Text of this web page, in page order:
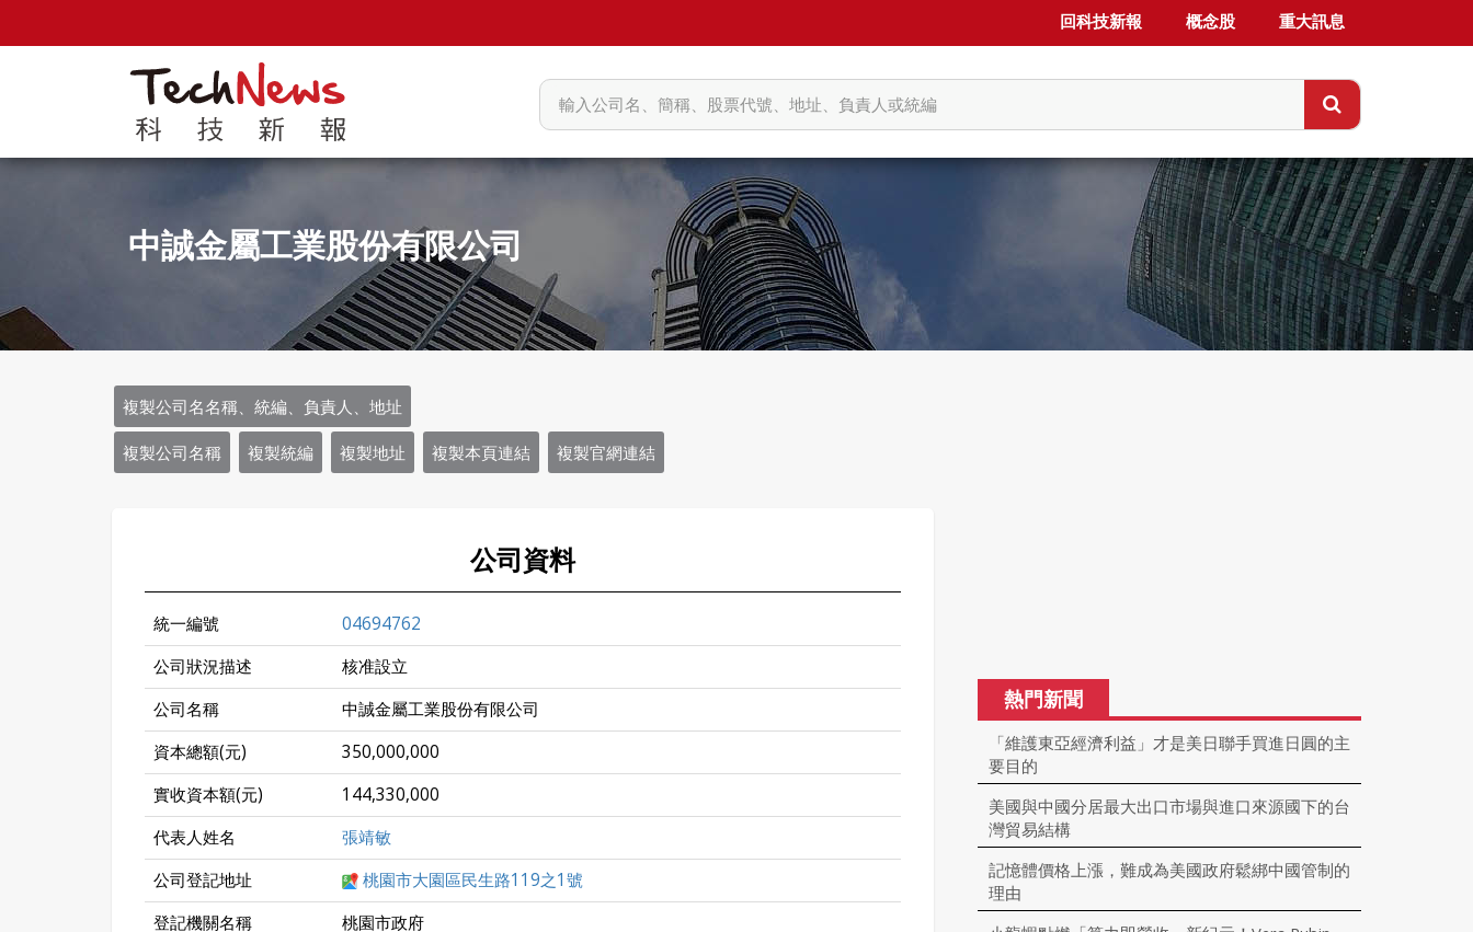
回科技新報 概念股 重大訊息
中誠金屬工業股份有限公司
複製公司名名稱、統編、負責人、地址
複製公司名稱 複製統編 複製地址 複製本頁連結 複製官網連結
公司資料
統一編號
04694762
公司狀況描述
核准設立
公司名稱
中誠金屬工業股份有限公司
資本總額(元)
350,000,000
實收資本額(元)
144,330,000
代表人姓名
張靖敏
公司登記地址
桃園市大園區民生路119之1號
登記機關名稱
桃園市政府
熱門新聞
「維護東亞經濟利益」才是美日聯手買進日圓的主
要目的
美國與中國分居最大出口市場與進口來源國下的台
灣貿易結構
記憶體價格上漲，難成為美國政府鬆綁中國管制的
理由